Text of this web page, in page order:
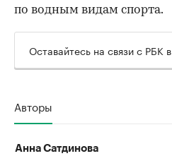
по водным видам спорта.
Оставайтесь на связи с РБК в
Авторы
Анна Сатдинова